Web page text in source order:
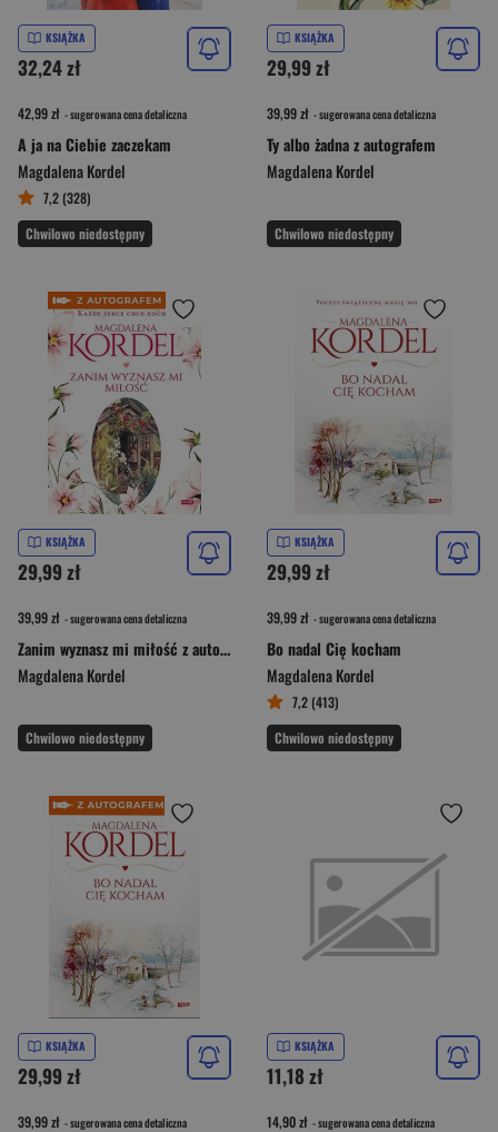
KSIĄŻKA
32,24 zł
42,99 zł - sugerowana cena detaliczna
A ja na Ciebie zaczekam
Magdalena Kordel
7,2 (328)
Chwilowo niedostępny
KSIĄŻKA
29,99 zł
39,99 zł - sugerowana cena detaliczna
Ty albo żadna z autografem
Magdalena Kordel
Chwilowo niedostępny
KSIĄŻKA
29,99 zł
39,99 zł - sugerowana cena detaliczna
Zanim wyznasz mi miłość z autografem
Magdalena Kordel
Chwilowo niedostępny
KSIĄŻKA
29,99 zł
39,99 zł - sugerowana cena detaliczna
Bo nadal Cię kocham
Magdalena Kordel
7,2 (413)
Chwilowo niedostępny
KSIĄŻKA
29,99 zł
39,99 zł - sugerowana cena detaliczna
KSIĄŻKA
11,18 zł
14,90 zł - sugerowana cena detaliczna